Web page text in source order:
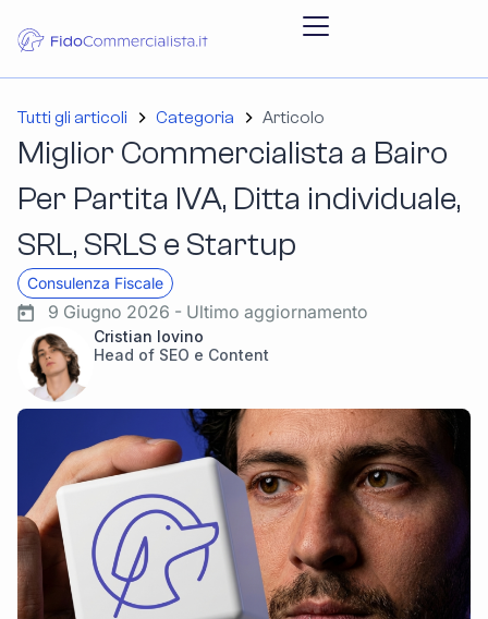
Tutti gli articoli Categoria Articolo
Miglior Commercialista a Bairo
Per Partita IVA, Ditta individuale,
SRL, SRLS e Startup
Consulenza Fiscale
9 Giugno 2026 - Ultimo aggiornamento
Cristian Iovino
Head of SEO e Content